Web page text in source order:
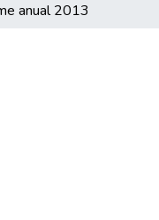
anual 2013